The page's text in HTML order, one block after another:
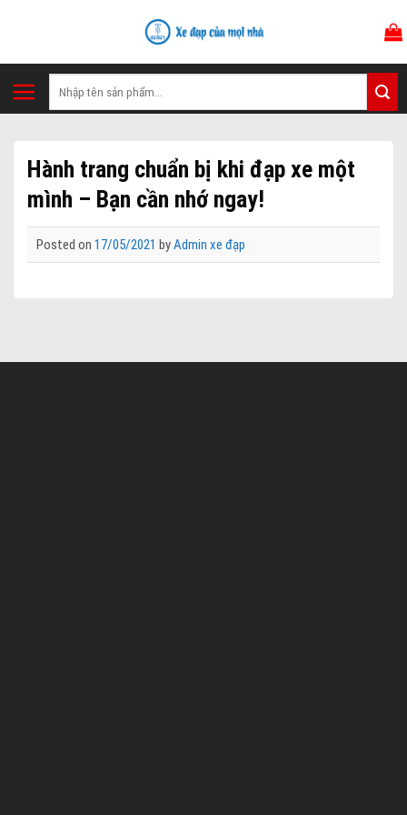
Tìm
kiếm:
Hành trang chuẩn bị khi đạp xe một
mình – Bạn cần nhớ ngay!
Posted on 17/05/2021 byAdmin xe đạp